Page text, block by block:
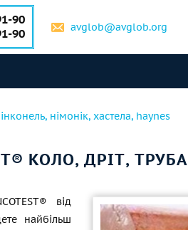
90
90 avglob@avglob.org
німонік, хастела, haynes
КОЛО, ДРІТ, ТРУБА
від
найбільш